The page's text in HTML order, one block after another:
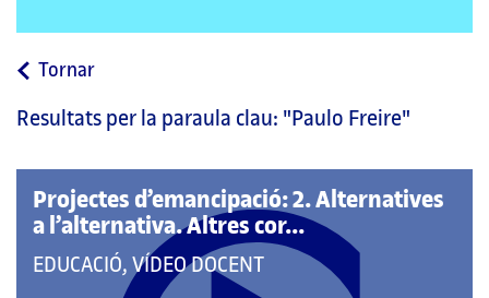
Tornara
pàgina
Resultats per la paraula clau: "Paulo Freire"
Projectes d’emancipació: 2. Alternatives
a l’alternativa. Altres cor...
QUE
EDUCACIÓ, VÍDEO DOCENT